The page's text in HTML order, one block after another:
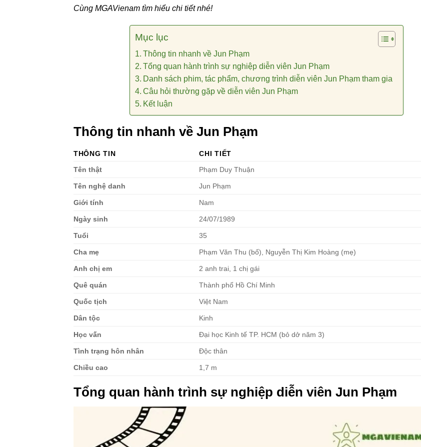
Cùng MGAVienam tìm hiểu chi tiết nhé!
Mục lục
Thông tin nhanh về Jun Phạm
Tổng quan hành trình sự nghiệp diễn viên Jun Phạm
Danh sách phim, tác phẩm, chương trình diễn viên Jun Phạm tham gia
Câu hỏi thường gặp về diễn viên Jun Phạm
Kết luận
Thông tin nhanh về Jun Phạm
THÔNG TIN
CHI TIẾT
Tên thật
Phạm Duy Thuận
Tên nghệ danh Jun Phạm
Giới tính Nam
Ngày sinh 24/07/1989
Tuổi 35
Cha mẹ Phạm Văn Thu (bố), Nguyễn Thị Kim Hoàng (mẹ)
Anh chị em 2 anh trai, 1 chị gái
Quê quán Thành phố Hồ Chí Minh
Quốc tịch Việt Nam
Dân tộc Kinh
Học vấn Đại học Kinh tế TP. HCM (bỏ dở năm 3)
Tình trạng hôn nhân Độc thân
Chiều cao 1,7 m
Tổng quan hành trình sự nghiệp diễn viên Jun Phạm